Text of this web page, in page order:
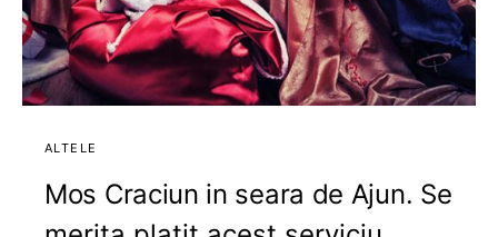
ALTELE
Mos Craciun in seara de Ajun. Se